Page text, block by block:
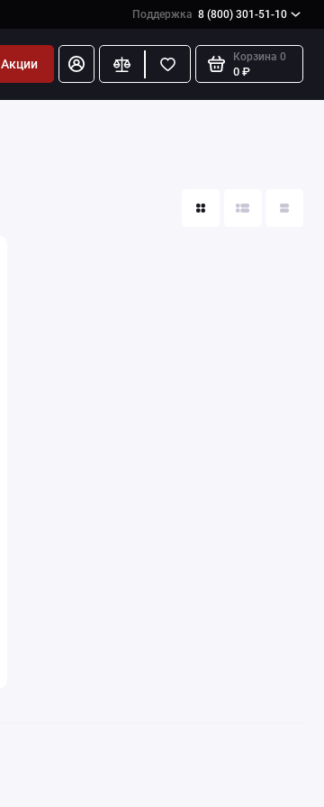
Поддержка 8 (800) 301-51-10
Акции
Корзина 0
0 ₽